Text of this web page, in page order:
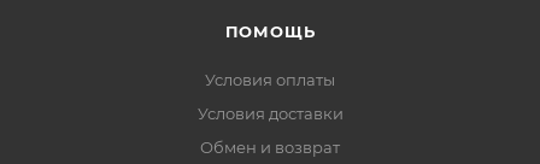
ПОМОЩЬ
Условия оплаты
Условия доставки
Обмен и возврат